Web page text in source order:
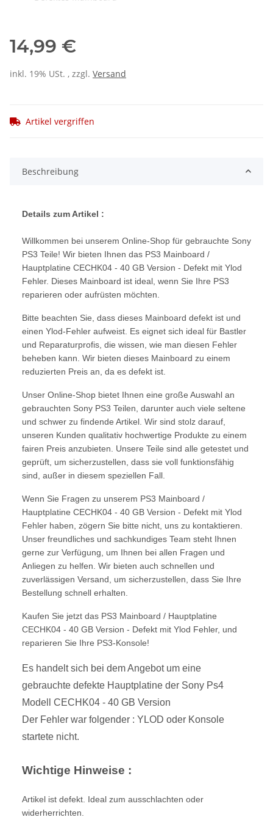
14,99 €
inkl. 19% USt. , zzgl. Versand
Artikel vergriffen
Beschreibung
Details zum Artikel :
Willkommen bei unserem Online-Shop für gebrauchte Sony
PS3 Teile! Wir bieten Ihnen das PS3 Mainboard /
Hauptplatine CECHK04 - 40 GB Version - Defekt mit Ylod
Fehler. Dieses Mainboard ist ideal, wenn Sie Ihre PS3
reparieren oder aufrüsten möchten.
Bitte beachten Sie, dass dieses Mainboard defekt ist und
einen Ylod-Fehler aufweist. Es eignet sich ideal für Bastler
und Reparaturprofis, die wissen, wie man diesen Fehler
beheben kann. Wir bieten dieses Mainboard zu einem
reduzierten Preis an, da es defekt ist.
Unser Online-Shop bietet Ihnen eine große Auswahl an
gebrauchten Sony PS3 Teilen, darunter auch viele seltene
und schwer zu findende Artikel. Wir sind stolz darauf,
unseren Kunden qualitativ hochwertige Produkte zu einem
fairen Preis anzubieten. Unsere Teile sind alle getestet und
geprüft, um sicherzustellen, dass sie voll funktionsfähig
sind, außer in diesem speziellen Fall.
Wenn Sie Fragen zu unserem PS3 Mainboard /
Hauptplatine CECHK04 - 40 GB Version - Defekt mit Ylod
Fehler haben, zögern Sie bitte nicht, uns zu kontaktieren.
Unser freundliches und sachkundiges Team steht Ihnen
gerne zur Verfügung, um Ihnen bei allen Fragen und
Anliegen zu helfen. Wir bieten auch schnellen und
zuverlässigen Versand, um sicherzustellen, dass Sie Ihre
Bestellung schnell erhalten.
Kaufen Sie jetzt das PS3 Mainboard / Hauptplatine
CECHK04 - 40 GB Version - Defekt mit Ylod Fehler, und
reparieren Sie Ihre PS3-Konsole!
Es handelt sich bei dem Angebot um eine
gebrauchte defekte Hauptplatine der Sony Ps4
Modell CECHK04 - 40 GB Version
Der Fehler war folgender : YLOD oder Konsole
startete nicht.
Wichtige Hinweise :
Artikel ist defekt. Ideal zum ausschlachten oder
widerherrichten.